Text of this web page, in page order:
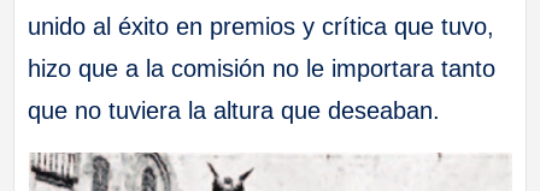
unido al éxito en premios y crítica que tuvo,
hizo que a la comisión no le importara tanto
que no tuviera la altura que deseaban.